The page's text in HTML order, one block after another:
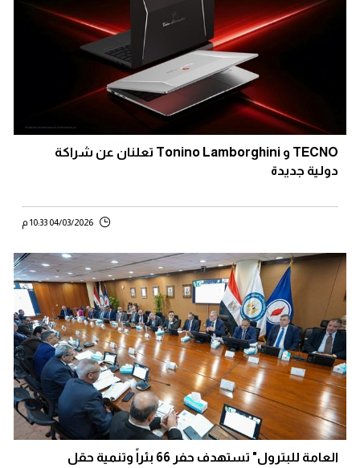
TECNO و Tonino Lamborghini تعلنان عن شراكة
دولية جديدة
04/03/2026 10:33 م
العامة للبترول" تستهدف حفر 66 بئراً وتنمية حقل